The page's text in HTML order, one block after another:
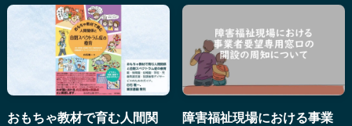
おもちゃ教材で育む人間関
障害福祉現場における事業